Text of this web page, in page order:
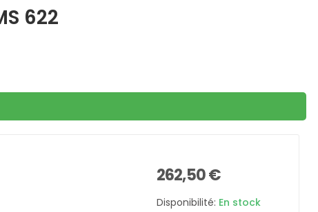
622
262,50 €
Disponibilité: En stock